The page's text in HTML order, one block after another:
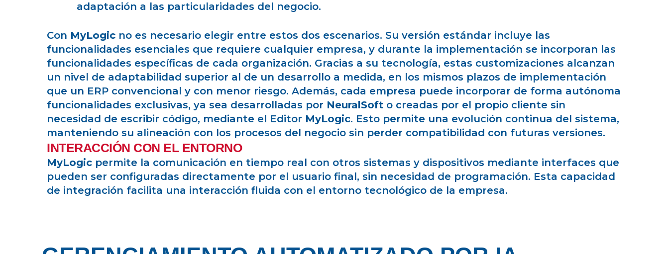
adaptación a las particularidades del negocio.
Con MyLogic no es necesario elegir entre estos dos escenarios. Su versión estándar incluye las
funcionalidades esenciales que requiere cualquier empresa, y durante la implementación se incorporan las
funcionalidades específicas de cada organización. Gracias a su tecnología, estas customizaciones alcanzan
un nivel de adaptabilidad superior al de un desarrollo a medida, en los mismos plazos de implementación
que un ERP convencional y con menor riesgo. Además, cada empresa puede incorporar de forma autónoma
funcionalidades exclusivas, ya sea desarrolladas por NeuralSoft o creadas por el propio cliente sin
necesidad de escribir código, mediante el Editor MyLogic. Esto permite una evolución continua del sistema,
manteniendo su alineación con los procesos del negocio sin perder compatibilidad con futuras versiones.
INTERACCIÓN CON EL ENTORNO
MyLogic permite la comunicación en tiempo real con otros sistemas y dispositivos mediante interfaces que
pueden ser configuradas directamente por el usuario final, sin necesidad de programación. Esta capacidad
de integración facilita una interacción fluida con el entorno tecnológico de la empresa.